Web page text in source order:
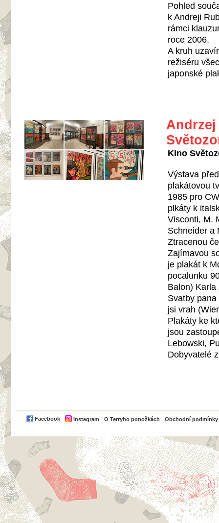
Pohled
k Andreji
rámci
roce 2006.
A kruh
režiséru
japonské
Kino
Výstava
plakátovou
1985 pro
plkáty k
Visconti, M.
Schneider a
Ztracenou
Zajímavou
je plakát k
pocalunku
Balon)
Svatby
jsi vrah
Plakáty ke
jsou
Lebowski,
Dobyvatelé
Facebook Instagram O Terryho ponožkách Obchodní podmínky
PayPal